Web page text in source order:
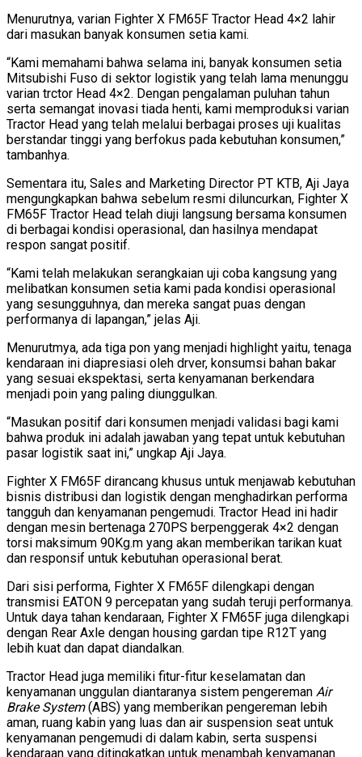
Menurutnya, varian Fighter X FM65F Tractor Head 4×2 lahir
dari masukan banyak konsumen setia kami.
“Kami memahami bahwa selama ini, banyak konsumen setia
Mitsubishi Fuso di sektor logistik yang telah lama menunggu
varian trctor Head 4×2. Dengan pengalaman puluhan tahun
serta semangat inovasi tiada henti, kami memproduksi varian
Tractor Head yang telah melalui berbagai proses uji kualitas
berstandar tinggi yang berfokus pada kebutuhan konsumen,”
tambanhya.
Sementara itu, Sales and Marketing Director PT KTB, Aji Jaya
mengungkapkan bahwa sebelum resmi diluncurkan, Fighter X
FM65F Tractor Head telah diuji langsung bersama konsumen
di berbagai kondisi operasional, dan hasilnya mendapat
respon sangat positif.
“Kami telah melakukan serangkaian uji coba kangsung yang
melibatkan konsumen setia kami pada kondisi operasional
yang sesungguhnya, dan mereka sangat puas dengan
performanya di lapangan,” jelas Aji.
Menurutmya, ada tiga pon yang menjadi highlight yaitu, tenaga
kendaraan ini diapresiasi oleh drver, konsumsi bahan bakar
yang sesuai ekspektasi, serta kenyamanan berkendara
menjadi poin yang paling diunggulkan.
“Masukan positif dari konsumen menjadi validasi bagi kami
bahwa produk ini adalah jawaban yang tepat untuk kebutuhan
pasar logistik saat ini,” ungkap Aji Jaya.
Fighter X FM65F dirancang khusus untuk menjawab kebutuhan
bisnis distribusi dan logistik dengan menghadirkan performa
tangguh dan kenyamanan pengemudi. Tractor Head ini hadir
dengan mesin bertenaga 270PS berpenggerak 4×2 dengan
torsi maksimum 90Kg.m yang akan memberikan tarikan kuat
dan responsif untuk kebutuhan operasional berat.
Dari sisi performa, Fighter X FM65F dilengkapi dengan
transmisi EATON 9 percepatan yang sudah teruji performanya.
Untuk daya tahan kendaraan, Fighter X FM65F juga dilengkapi
dengan Rear Axle dengan housing gardan tipe R12T yang
lebih kuat dan dapat diandalkan.
Tractor Head juga memiliki fitur-fitur keselamatan dan
kenyamanan unggulan diantaranya sistem pengereman Air
Brake System(ABS) yang memberikan pengereman lebih
aman, ruang kabin yang luas dan air suspension seat untuk
kenyamanan pengemudi di dalam kabin, serta suspensi
kendaraan yang ditingkatkan untuk menambah kenyamanan